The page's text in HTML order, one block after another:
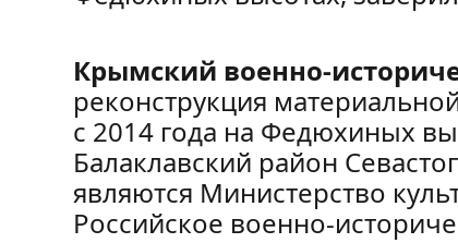
Крымский военно-
реконструкция
с 2014 года на Федюхиных
Балаклавский район
являются Министерство
Российское военно-